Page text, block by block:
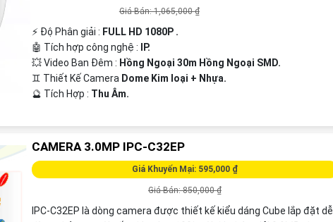
Giá Bán: 1,065,000 ₫
️⚡ Độ Phân giải : FULL HD 1080P .
🤖️ Tích hợp công nghệ :
IP.
💥 Video Ban Đêm : Hồng Ngoại 30m Hồng Ngoại SMD.
♊ Thiết Kế Camera Dome Kim loại + Nhựa.
️🔮 Tích Hợp : Thu Âm.
CAMERA 3.0MP IPC-C32EP
Giá Khuyến Mại: 595,000 ₫
Giá Bán: 850,000 ₫
IPC-C32EP là dòng camera được thiết kế kiểu dáng Cube lắp đặt dễ